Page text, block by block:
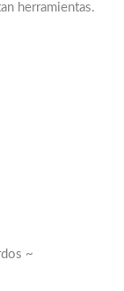
herramientas.
~